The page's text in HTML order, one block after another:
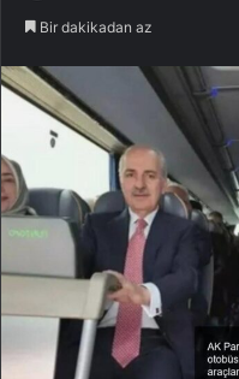
Bir dakikadan az